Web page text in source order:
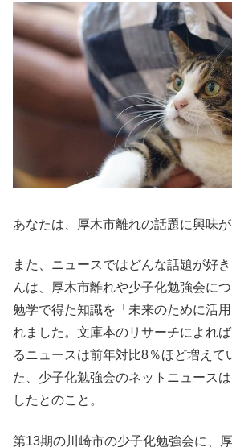
あなたは、厚木市離れの話題に興味
また、ニュースではどんな話題が好
んは、厚木市離れや少子化勉強会につ
勉学で得た知識を「未来のために活
れました。文庫本のリサーチによれ
るニュースは前年対比8％ほど増えて
た、少子化勉強会のネットニュース
したとのこと。
第13期の川崎市の少子化勉強会に、